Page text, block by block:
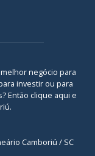
negócio para
investir ou para
Então clique aqui e
.
Camboriú / SC